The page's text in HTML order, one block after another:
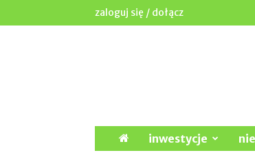
zaloguj się / dołącz
inwestycje